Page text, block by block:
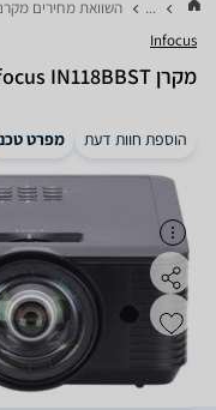
... השוואת מחירים
Infocus
מקרן Infocus IN118BBST
הוספת חוות דעת מפרט